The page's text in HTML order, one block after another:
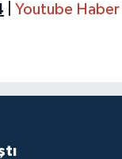
Youtube Haber